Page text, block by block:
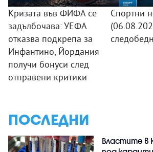
Кризата във ФИФА се
задълбочава: УЕФА
отказва подкрепа за
Инфантино, Йордания
получи бонуси след
отправени критики
Спортни
ПОСЛЕДНИ
Властите в